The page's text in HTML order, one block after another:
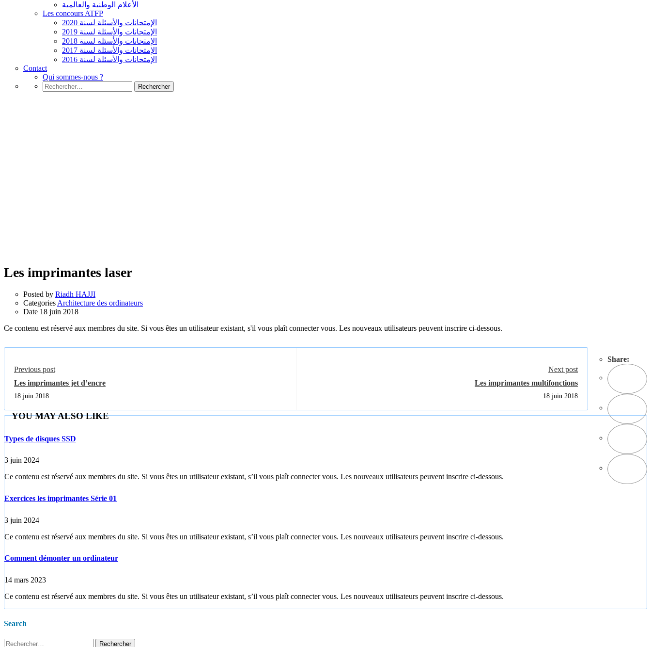
الأعلام الوطنية والعالمية
Les concours ATFP
الإمتحانات والأسئلة لسنة 2020
الإمتحانات والأسئلة لسنة 2019
الإمتحانات والأسئلة لسنة 2018
الإمتحانات والأسئلة لسنة 2017
الإمتحانات والأسئلة لسنة 2016
Contact
Qui sommes-nous ?
Rechercher :
Les imprimantes laser
Posted by Riadh HAJJI
Categories Architecture des ordinateurs
Date 18 juin 2018
Ce contenu est réservé aux membres du site. Si vous êtes un utilisateur existant, s'il vous plaît connecter vous. Les nouveaux utilisateurs peuvent inscrire ci-dessous.
Share:
Previous post
Les imprimantes jet d’encre
18 juin 2018
Next post
Les imprimantes multifonctions
18 juin 2018
YOU MAY ALSO LIKE
Types de disques SSD
3 juin 2024
Ce contenu est réservé aux membres du site. Si vous êtes un utilisateur existant, s’il vous plaît connecter vous. Les nouveaux utilisateurs peuvent inscrire ci-dessous.
Exercices les imprimantes Série 01
3 juin 2024
Ce contenu est réservé aux membres du site. Si vous êtes un utilisateur existant, s’il vous plaît connecter vous. Les nouveaux utilisateurs peuvent inscrire ci-dessous.
Comment démonter un ordinateur
14 mars 2023
Ce contenu est réservé aux membres du site. Si vous êtes un utilisateur existant, s’il vous plaît connecter vous. Les nouveaux utilisateurs peuvent inscrire ci-dessous.
Search
Rechercher :